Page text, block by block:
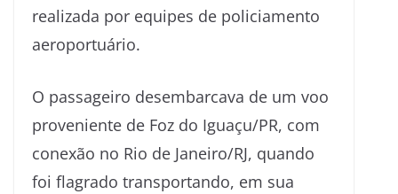
realizada por equipes de policiamento
aeroportuário.
O passageiro desembarcava de um voo
proveniente de Foz do Iguaçu/PR, com
conexão no Rio de Janeiro/RJ, quando
foi flagrado transportando, em sua